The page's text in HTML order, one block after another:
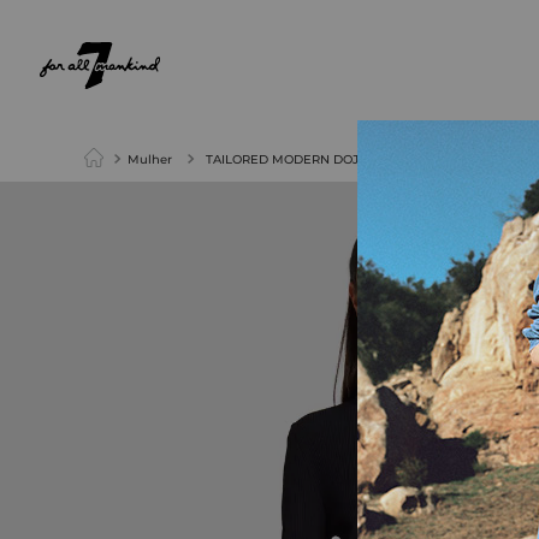
Mulher TAILORED MODERN DOJO VELVET BLACK